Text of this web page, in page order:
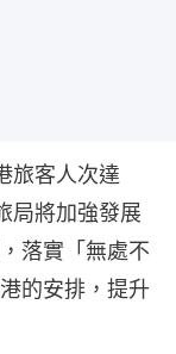
旅客人次達
局將加強發展
落實「無處不
的安排，提升